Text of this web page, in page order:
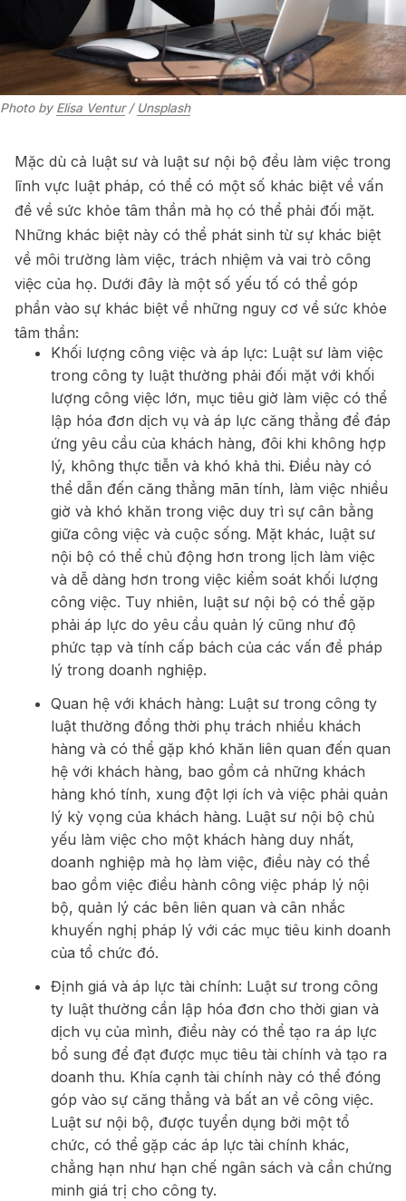
Photo by Elisa Ventur / Unsplash
Mặc dù cả luật sư và luật sư nội bộ đều làm việc trong
lĩnh vực luật pháp, có thể có một số khác biệt về vấn
đề về sức khỏe tâm thần mà họ có thể phải đối mặt.
Những khác biệt này có thể phát sinh từ sự khác biệt
về môi trường làm việc, trách nhiệm và vai trò công
việc của họ. Dưới đây là một số yếu tố có thể góp
phần vào sự khác biệt về những nguy cơ về sức khỏe
tâm thần:
Khối lượng công việc và áp lực: Luật sư làm việc
trong công ty luật thường phải đối mặt với khối
lượng công việc lớn, mục tiêu giờ làm việc có thể
lập hóa đơn dịch vụ và áp lực căng thẳng để đáp
ứng yêu cầu của khách hàng, đôi khi không hợp
lý, không thực tiễn và khó khả thi. Điều này có
thể dẫn đến căng thẳng mãn tính, làm việc nhiều
giờ và khó khăn trong việc duy trì sự cân bằng
giữa công việc và cuộc sống. Mặt khác, luật sư
nội bộ có thể chủ động hơn trong lịch làm việc
và dễ dàng hơn trong việc kiểm soát khối lượng
công việc. Tuy nhiên, luật sư nội bộ có thể gặp
phải áp lực do yêu cầu quản lý cũng như độ
phức tạp và tính cấp bách của các vấn đề pháp
lý trong doanh nghiệp.
Quan hệ với khách hàng: Luật sư trong công ty
luật thường đồng thời phụ trách nhiều khách
hàng và có thể gặp khó khăn liên quan đến quan
hệ với khách hàng, bao gồm cả những khách
hàng khó tính, xung đột lợi ích và việc phải quản
lý kỳ vọng của khách hàng. Luật sư nội bộ chủ
yếu làm việc cho một khách hàng duy nhất,
doanh nghiệp mà họ làm việc, điều này có thể
bao gồm việc điều hành công việc pháp lý nội
bộ, quản lý các bên liên quan và cân nhắc
khuyến nghị pháp lý với các mục tiêu kinh doanh
của tổ chức đó.
Định giá và áp lực tài chính: Luật sư trong công
ty luật thường cần lập hóa đơn cho thời gian và
dịch vụ của mình, điều này có thể tạo ra áp lực
bổ sung để đạt được mục tiêu tài chính và tạo ra
doanh thu. Khía cạnh tài chính này có thể đóng
góp vào sự căng thẳng và bất an về công việc.
Luật sư nội bộ, được tuyển dụng bởi một tổ
chức, có thể gặp các áp lực tài chính khác,
chẳng hạn như hạn chế ngân sách và cần chứng
minh giá trị cho công ty.